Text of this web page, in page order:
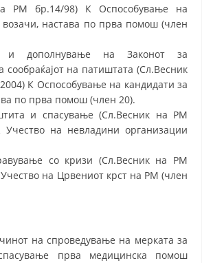
РМ бр.14/98) К Оспособување на
возачи, настава по прва помош (член
и дополнување на Законот за
сообраќајот на патиштата (Сл.Весник
К Оспособување на кандидати за
по прва помош (член 20).
и спасување (Сл.Весник на РМ
Учество на невладини организации
со кризи (Сл.Весник на РМ
на Црвениот крст на РМ (член
на спроведување на мерката за
прва медицинска помош